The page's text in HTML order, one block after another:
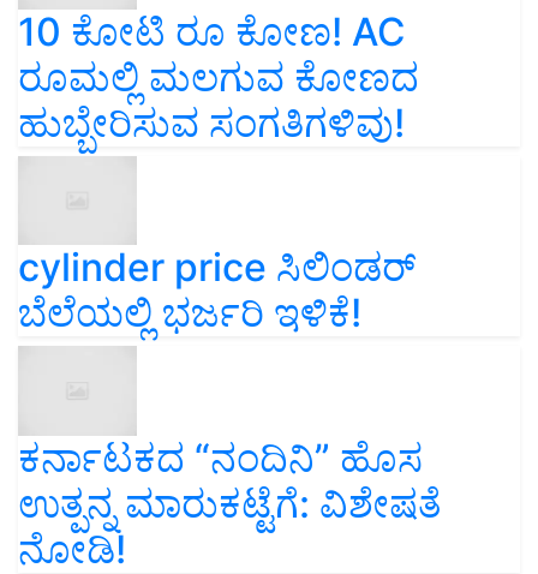
10 ಕೋಟಿ ರೂ ಕೋಣ! AC
ರೂಮಲ್ಲಿ ಮಲಗುವ ಕೋಣದ
ಹುಬ್ಬೇರಿಸುವ ಸಂಗತಿಗಳಿವು!
cylinder price ಸಿಲಿಂಡರ್‌
ಬೆಲೆಯಲ್ಲಿ ಭರ್ಜರಿ ಇಳಿಕೆ!
ಕರ್ನಾಟಕದ “ನಂದಿನಿ” ಹೊಸ
ಉತ್ಪನ್ನ ಮಾರುಕಟ್ಟೆಗೆ: ವಿಶೇಷತೆ
ನೋಡಿ!